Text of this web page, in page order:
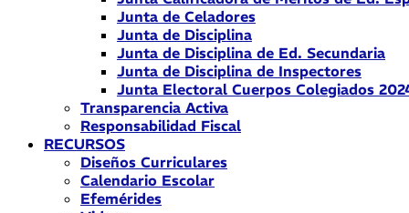
Junta de Celadores
Junta de Disciplina
Junta de Disciplina de Ed. Secundaria
Junta de Disciplina de Inspectores
Junta Electoral Cuerpos Colegiados
Transparencia Activa
Responsabilidad Fiscal
RECURSOS
Diseños Curriculares
Calendario Escolar
Efemérides